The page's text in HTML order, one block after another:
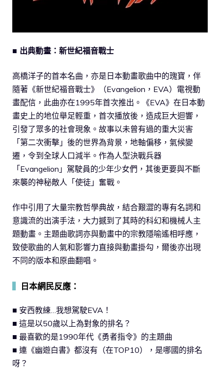
■ 出典動畫：新世紀福音戰士
高橋洋子的首本名曲，亦是日本動畫歌曲中的瑰寶，伴
隨著《新世紀福音戰士》（Evangelion，EVA）電視動
畫配信，此曲亦在1995年首次推出。《EVA》在日本動
畫史上的地位舉足輕重，首次播放後，造成巨大迴響，
引發了眾多的社會現象。故事以未曾有過的重大災害
「第二次衝擊」後的世界為背景，地軸偏移，氣候變
遷，令到全球人口減半。作為人型決戰兵器
「Evangelion」駕駛員的少年少女們，其後更要與不斷
來襲的神秘敵人「使徒」奮戰。
作中引用了大量宗教哲學典故，結合艱澀的專有名詞和
意識流的出演手法，大力撼到了其時的科幻和機械人主
題動畫。主題曲歌詞亦與動畫中的宗教隱喻遙相呼應，
致使歌曲的人氣和影響力直接與動畫掛勾，爾後亦出現
不同的版本和原曲翻唱。
日本網民反應：
■ 安西教練…我想駕駛EVA！
■ 這是以50歲以上為對象的排名？
■ 最喜歡的是1990年代《勇者指令》的主題曲
■ 連《幽遊白書》都沒有（在TOP10），是哪國的排名
呀？